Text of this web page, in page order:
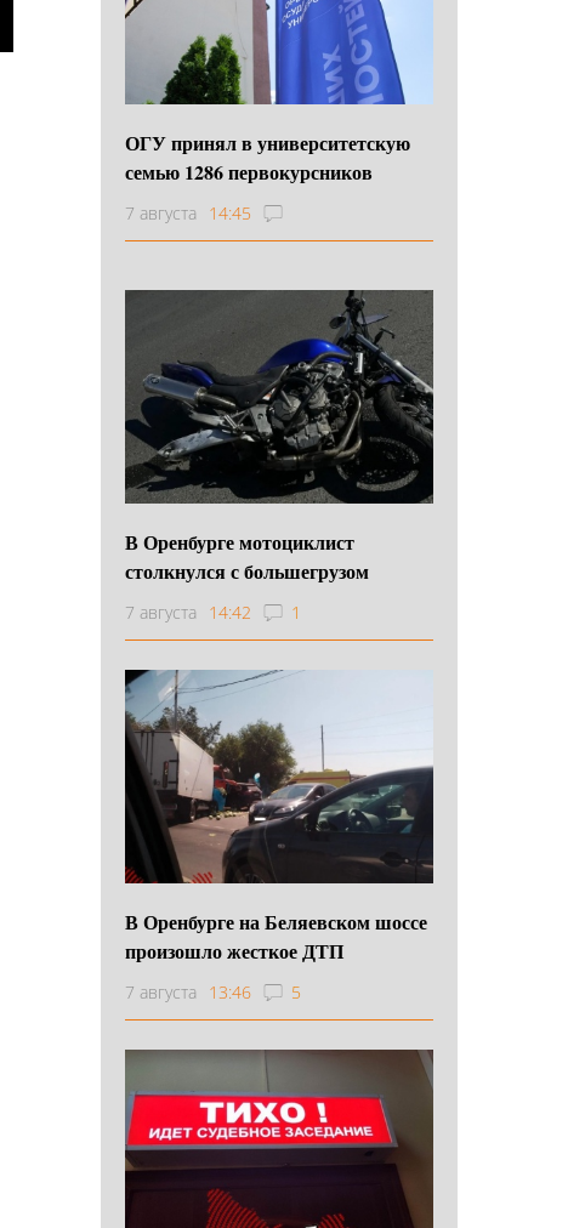
ОГУ принял в университетскую
семью 1286 первокурсников
7 августа 14:45
В Оренбурге мотоциклист
столкнулся с большегрузом
7 августа 14:42 1
В Оренбурге на Беляевском шоссе
произошло жесткое ДТП
7 августа 13:46 5